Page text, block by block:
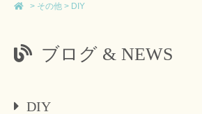
> その他 > DIY
ブログ & NEWS
DIY